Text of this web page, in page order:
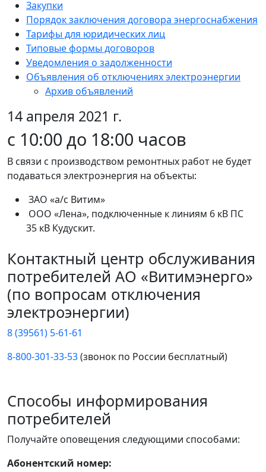
Закупки
Порядок заключения договора энергоснабжения
Тарифы для юридических лиц
Типовые формы договоров
Уведомления о задолженности
Объявления об отключениях электроэнергии
Архив объявлений
14 апреля 2021 г.
с 10:00 до 18:00 часов
В связи с производством ремонтных работ не будет
подаваться электроэнергия на объекты:
ЗАО «а/с Витим»
ООО «Лена», подключенные к линиям 6 кВ ПС
35 кВ Кудускит.
Контактный центр обслуживания
потребителей АО «Витимэнерго»
(по вопросам отключения
электроэнергии)
8 (39561) 5-61-61
8-800-301-33-53(звонок по России бесплатный)
Способы информирования
потребителей
Получайте оповещения следующими способами:
Абонентский номер: